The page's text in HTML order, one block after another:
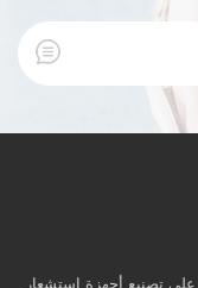
على تصنيع أجهزة استشعار